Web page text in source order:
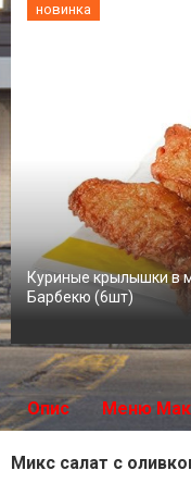
новинка
Куриные крылышки в
Барбекю (6шт)
Опис Меню
Микс салат с